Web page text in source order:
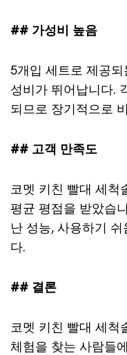
## 가성비 높음
5개입 세트로 제공
성비가 뛰어납니다.
되므로 장기적으로
## 고객 만족도
코멧 키친 빨대 세척
평균 평점을 받았습
난 성능, 사용하기
다.
## 결론
코멧 키친 빨대 세척
체험을 찾는 사람들